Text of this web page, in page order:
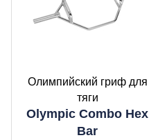
Олимпийский гриф для
тяги
Olympic Combo Hex
Bar